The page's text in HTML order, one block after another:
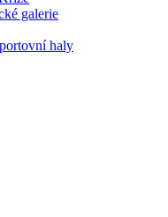
galerie
haly